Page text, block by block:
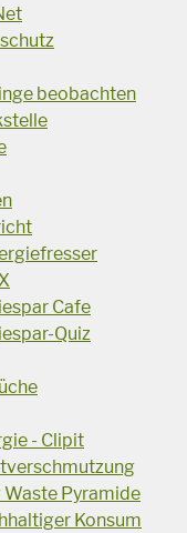
beobachten
Cafe
Quiz
- Clipit
Pyramide
Konsum